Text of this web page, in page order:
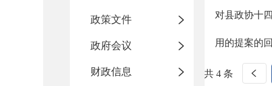
政策文件
政府会议
财政信息
对县政协十
用的提案的
共 4 条